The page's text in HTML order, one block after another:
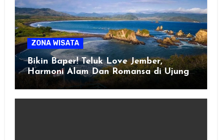
ZONA WISATA
Bikin Baper! Teluk Love Jember,
Harmoni Alam Dan Romansa di Ujung
Selatan Jawa